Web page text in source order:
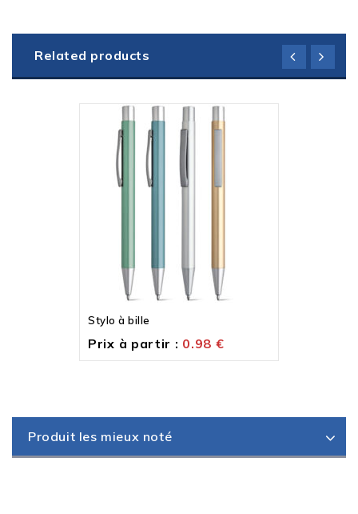
Related products
Stylo à bille
Prix à partir : 0.98 €
Produit les mieux noté